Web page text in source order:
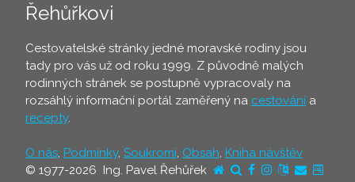
Řehůřkovi
Cestovatelské stránky jedné moravské rodiny jsou
tady pro vás už od roku 1999. Z původně malých
rodinných stránek se postupně vypracovaly na
rozsáhlý informační portál zaměřený na cestování a
recepty.
O nás, Podmínky, Soukromí, Obsah, Kniha návštěv
© 1977-2026 Ing. Pavel Řehůřek